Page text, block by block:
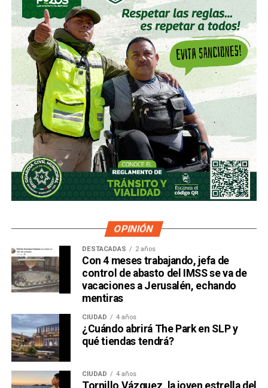
OPINIÓN
DESTACADAS 2 años
Con 4 meses trabajando, jefa de
control de abasto del IMSS se va de
vacaciones a Jerusalén, echando
mentiras
CIUDAD 4 años
¿Cuándo abrirá The Park en SLP y
qué tiendas tendrá?
CIUDAD 4 años
Tornillo Vázquez, la joven estrella del